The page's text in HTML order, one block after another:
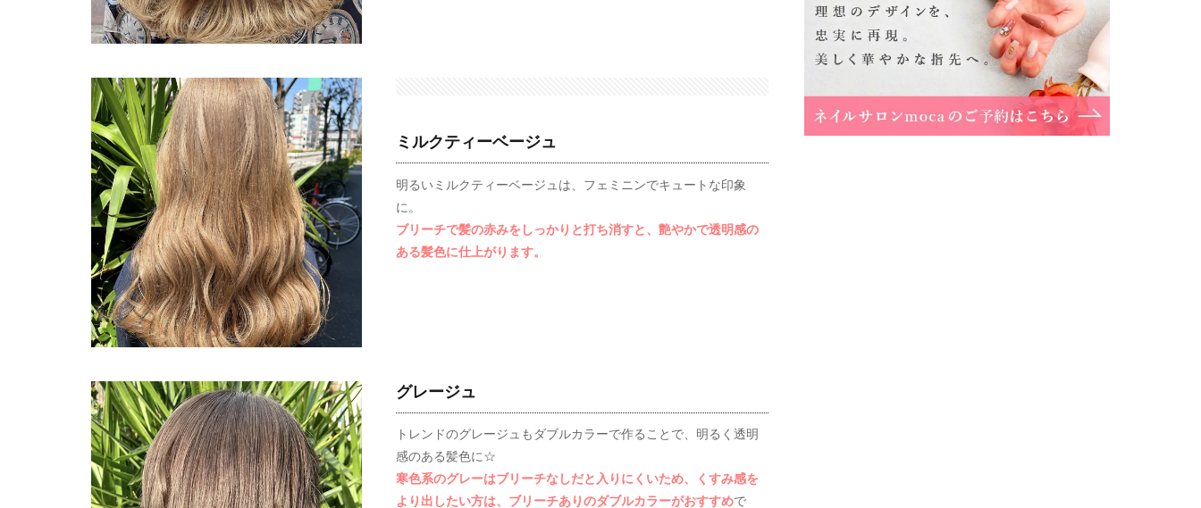
ミルクティーベージュ
明るいミルクティーベージュは、フェミニンでキュートな印象
に。
ブリーチで髪の赤みをしっかりと打ち消すと、艶やかで透明感の
ある髪色に仕上がります。
グレージュ
トレンドのグレージュもダブルカラーで作ることで、明るく透明
感のある髪色に☆
寒色系のグレーはブリーチなしだと入りにくいため、くすみ感を
より出したい方は、ブリーチありのダブルカラーがおすすめで
06-6748-0778
大阪府枚方市岡東町18-15 キューブ枚